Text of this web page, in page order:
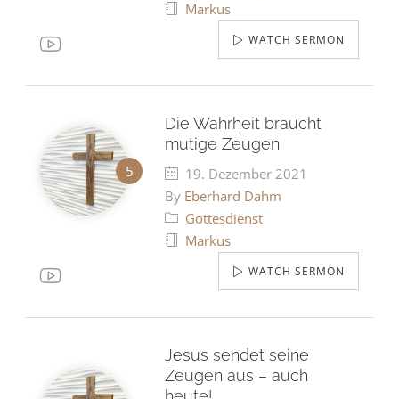
Markus
WATCH SERMON
Die Wahrheit braucht
mutige Zeugen
19. Dezember 2021
By Eberhard Dahm
Gottesdienst
Markus
WATCH SERMON
Jesus sendet seine
Zeugen aus – auch